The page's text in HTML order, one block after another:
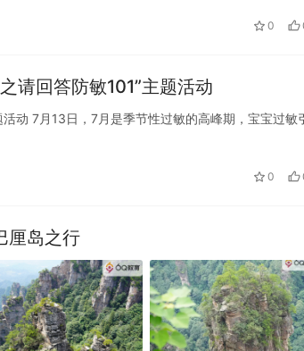
0
请回答防敏101”主题活动
动 7月13日，7月是季节性过敏的高峰期，宝宝过敏
0
界＆巴厘岛之行